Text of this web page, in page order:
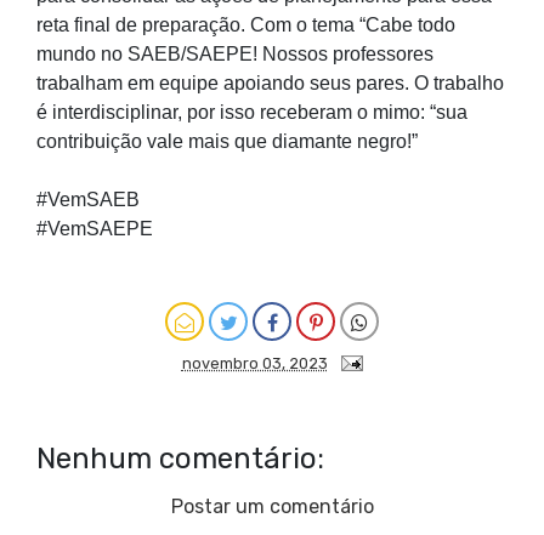
reta final de preparação. Com o tema “Cabe todo
mundo no SAEB/SAEPE! Nossos professores
trabalham em equipe apoiando seus pares. O trabalho
é interdisciplinar, por isso receberam o mimo: “sua
contribuição vale mais que diamante negro!”
#VemSAEB
#VemSAEPE
novembro 03, 2023
Nenhum comentário:
Postar um comentário